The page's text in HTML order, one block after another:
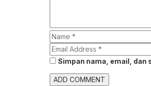
Simpan nama, email, dan